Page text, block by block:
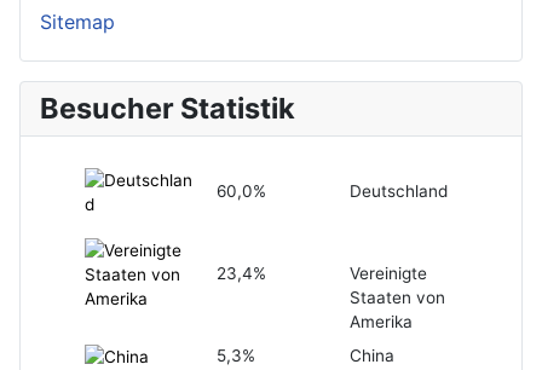
Sitemap
Besucher Statistik
60,0% Deutschland
23,4%
Vereinigte
Staaten von
Amerika
5,3%
China